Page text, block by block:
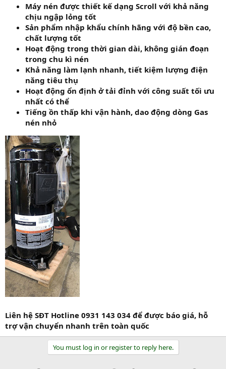
Máy nén được thiết kế dạng Scroll với khả năng
chịu ngập lỏng tốt
Sản phẩm nhập khẩu chính hãng với độ bền cao,
chất lượng tốt
Hoạt động trong thời gian dài, không gián đoạn
trong chu kì nén
Khả năng làm lạnh nhanh, tiết kiệm lượng điện
năng tiêu thụ
Hoạt động ổn định ở tải đỉnh với công suất tối ưu
nhất có thể
Tiếng ồn thấp khi vận hành, dao động dòng Gas
nén nhỏ
Liên hệ SĐT Hotline 0931 143 034 để được báo giá, hỗ
trợ vận chuyển nhanh trên toàn quốc
You must log in or register to reply here.